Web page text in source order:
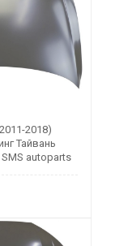
2018)
Тайвань
SMS autoparts